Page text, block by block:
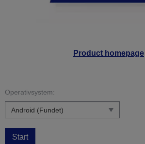
Product homepage
Operativsystem:
Start